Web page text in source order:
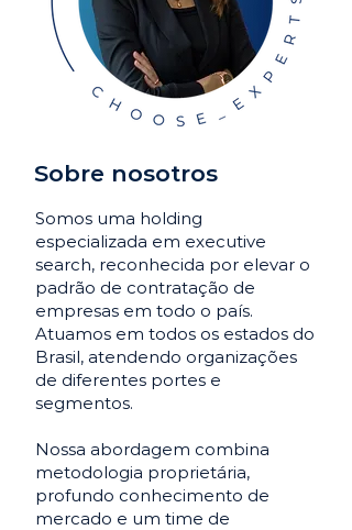
Sobre nosotros
Somos uma holding
especializada em executive
search, reconhecida por elevar o
padrão de contratação de
empresas em todo o país.
Atuamos em todos os estados do
Brasil, atendendo organizações
de diferentes portes e
segmentos.
Nossa abordagem combina
metodologia proprietária,
profundo conhecimento de
mercado e um time de